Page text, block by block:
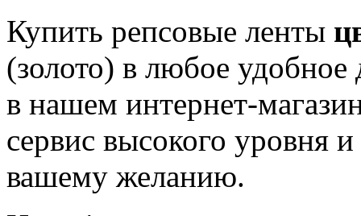
Купить репсовые ленты
(золото) в любое удобное
в нашем интернет-
сервис высокого уровня
вашему желанию.